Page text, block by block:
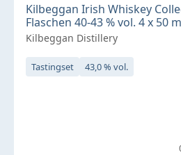
Kilbeggan Irish Whiskey
Flaschen 40-43 % vol. 4 x 50
Kilbeggan Distillery
Tastingset 43,0 % vol.